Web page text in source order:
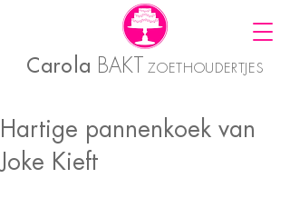
Carola BAKT ZOETHOUDERTJES
Hartige pannenkoek van
Joke Kieft